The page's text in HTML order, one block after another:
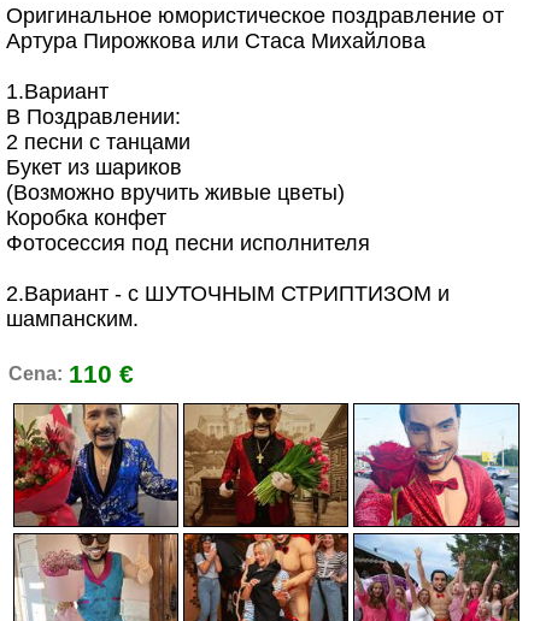
Оригинальное юмористическое поздравление от
Артура Пирожкова или Стаса Михайлова
1.Вариант
В Поздравлении:
2 песни с танцами
Букет из шариков
(Возможно вручить живые цветы)
Коробка конфет
Фотосессия под песни исполнителя
2.Вариант - с ШУТОЧНЫМ СТРИПТИЗОМ и
шампанским.
Cena: 110 €